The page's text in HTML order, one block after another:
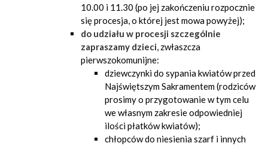
10.00 i 11.30 (po jej zakończeniu rozpocznie
się procesja, o której jest mowa powyżej);
do udziału w procesji szczególnie
zapraszamy dzieci, zwłaszcza
pierwszokomunijne:
dziewczynki do sypania kwiatów przed
Najświętszym Sakramentem (rodziców
prosimy o przygotowanie w tym celu
we własnym zakresie odpowiedniej
ilości płatków kwiatów);
chłopców do niesienia szarf i innych